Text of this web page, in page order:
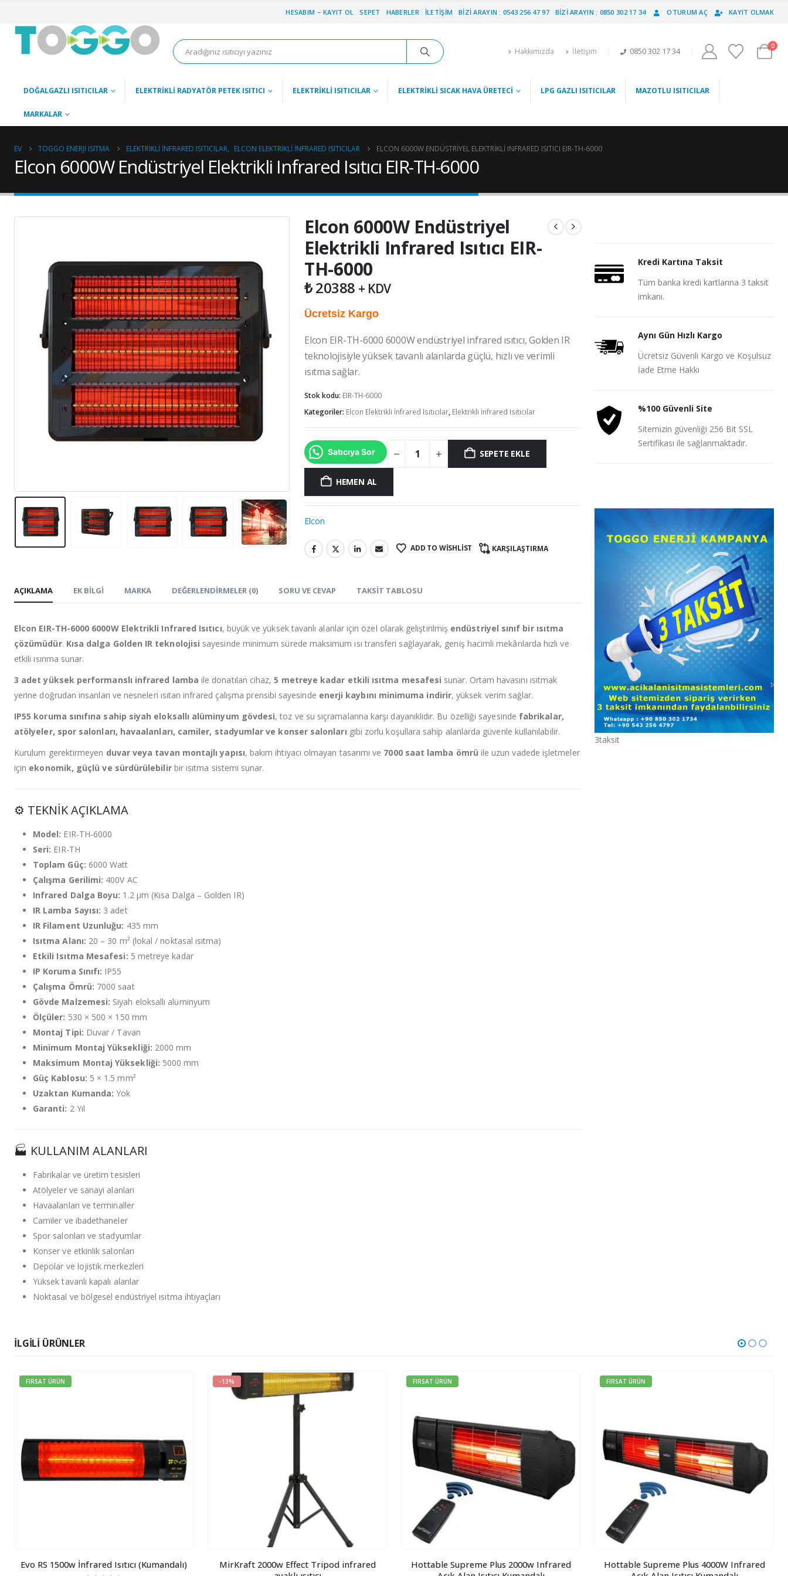
HESABIM – KAYIT OL SEPET HABERLER İLETIŞIM BIZI ARAYIN : 0543 256 47 97 BIZI ARAYIN : 0850 302 17 34 OTURUM AÇ KAYIT OLMAK
Hakkımızda İletişim 0850 302 17 34
0
DOĞALGAZLI ISITICILAR ELEKTRIKLI RADYATÖR PETEK ISITICI ELEKTRIKLI ISITICILAR ELEKTRIKLI SICAK HAVA ÜRETECI LPG GAZLI ISITICILAR MAZOTLU ISITICILAR
MARKALAR
EV TOGGO ENERJI ISITMA ELEKTRIKLI İNFRARED ISITICILAR, ELCON ELEKTRIKLI İNFRARED ISITICILAR ELCON 6000W ENDÜSTRIYEL ELEKTRIKLI INFRARED ISITICI EIR-TH-6000
Elcon 6000W Endüstriyel Elektrikli Infrared Isıtıcı EIR-TH-6000
Elcon 6000W Endüstriyel
Elektrikli Infrared Isıtıcı EIR-
TH-6000
₺20388 + KDV
Ücretsiz Kargo
Elcon EIR-TH-6000 6000W endüstriyel infrared ısıtıcı, Golden IR
teknolojisiyle yüksek tavanlı alanlarda güçlü, hızlı ve verimli
ısıtma sağlar.
Stok kodu: EIR-TH-6000
Kategoriler: Elcon Elektrikli İnfrared Isıtıcılar, Elektrikli İnfrared Isıtıcılar
Satıcıya Sor SEPETE EKLE
HEMEN AL
Elcon
ADD TO WISHLIST KARŞILAŞTIRMA
AÇIKLAMA EK BILGI MARKA DEĞERLENDIRMELER (0) SORU VE CEVAP TAKSIT TABLOSU
Elcon EIR-TH-6000 6000W Elektrikli Infrared Isıtıcı, büyük ve yüksek tavanlı alanlar için özel olarak geliştirilmiş endüstriyel sınıf bir ısıtma
çözümüdür. Kısa dalga Golden IR teknolojisi sayesinde minimum sürede maksimum ısı transferi sağlayarak, geniş hacimli mekânlarda hızlı ve
etkili ısınma sunar.
3 adet yüksek performanslı infrared lamba ile donatılan cihaz,5 metreye kadar etkili ısıtma mesafesi sunar. Ortam havasını ısıtmak
yerine doğrudan insanları ve nesneleri ısıtan infrared çalışma prensibi sayesinde enerji kaybını minimuma indirir, yüksek verim sağlar.
IP55 koruma sınıfına sahip siyah eloksallı alüminyum gövdesi, toz ve su sıçramalarına karşı dayanıklıdır. Bu özelliği sayesinde fabrikalar,
atölyeler, spor salonları, havaalanları, camiler, stadyumlar ve konser salonları gibi zorlu koşullara sahip alanlarda güvenle kullanılabilir.
Kurulum gerektirmeyen duvar veya tavan montajlı yapısı, bakım ihtiyacı olmayan tasarımı ve 7000 saat lamba ömrü ile uzun vadede işletmeler
için ekonomik, güçlü ve sürdürülebilirbir ısıtma sistemi sunar.
⚙️ TEKNİK AÇIKLAMA
Model: EIR-TH-6000
Seri: EIR-TH
Toplam Güç: 6000 Watt
Çalışma Gerilimi: 400V AC
Infrared Dalga Boyu: 1.2 µm (Kısa Dalga – Golden IR)
IR Lamba Sayısı: 3 adet
IR Filament Uzunluğu: 435 mm
Isıtma Alanı: 20 – 30 m² (lokal / noktasal ısıtma)
Etkili Isıtma Mesafesi: 5 metreye kadar
IP Koruma Sınıfı: IP55
Çalışma Ömrü: 7000 saat
Gövde Malzemesi: Siyah eloksallı alüminyum
Ölçüler: 530 × 500 × 150 mm
Montaj Tipi: Duvar / Tavan
Minimum Montaj Yüksekliği: 2000 mm
Maksimum Montaj Yüksekliği: 5000 mm
Güç Kablosu: 5 × 1.5 mm²
Uzaktan Kumanda: Yok
Garanti: 2 Yıl
🏭 KULLANIM ALANLARI
Fabrikalar ve üretim tesisleri
Atölyeler ve sanayi alanları
Havaalanları ve terminaller
Camiler ve ibadethaneler
Spor salonları ve stadyumlar
Konser ve etkinlik salonları
Depolar ve lojistik merkezleri
Yüksek tavanlı kapalı alanlar
Noktasal ve bölgesel endüstriyel ısıtma ihtiyaçları
Kredi Kartına Taksit
Tüm banka kredi kartlarına 3 taksit
imkanı.
Aynı Gün Hızlı Kargo
Ücretsiz Güvenli Kargo ve Koşulsuz
İade Etme Hakkı
%100 Güvenli Site
Sitemizin güvenliği 256 Bit SSL
Sertifikası ile sağlanmaktadır.
3taksit
İLGILI ÜRÜNLER
FIRSAT ÜRÜN
Evo RS 1500w İnfrared Isıtıcı (Kumandalı)
-13%
MirKraft 2000w Effect Tripod infrared
FIRSAT ÜRÜN
Hottable Supreme Plus 2000w Infrared
FIRSAT ÜRÜN
Hottable Supreme Plus 4000W Infrared